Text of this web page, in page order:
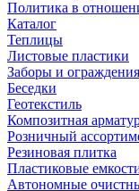
Политика в
Каталог
Теплицы
Листовые пластики
Заборы и ограждения
Беседки
Геотекстиль
Композитная
Розничный
Резиновая плитка
Пластиковые
Автономные